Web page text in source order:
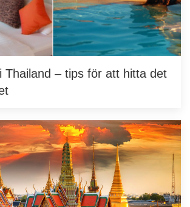
Thailand – tips för att hitta det